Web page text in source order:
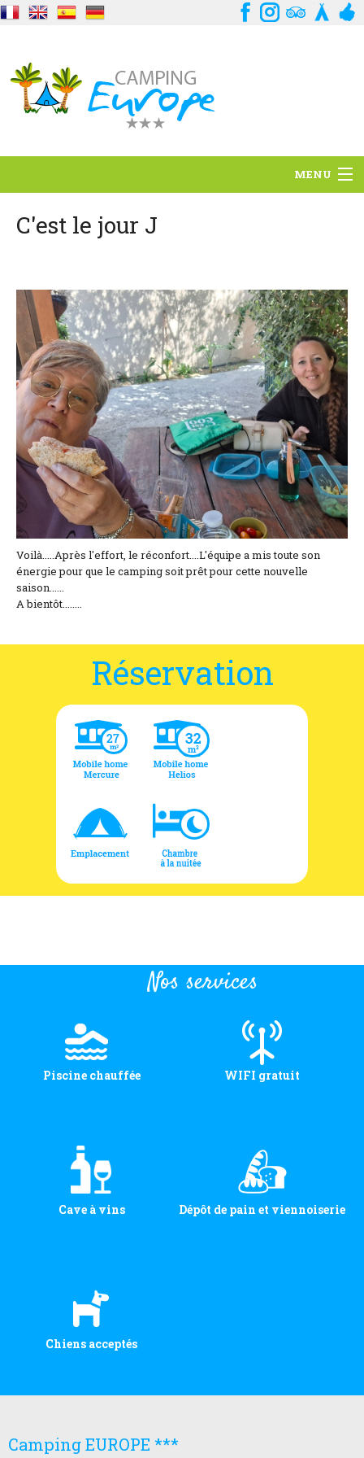
MENU
Situation
Services
Contact
Coordonnées et accès
Formulaire de contact
Documentations
Actualités
Mobile home et tarifs
Emplacement et tarifs
Chambre à la nuitée et tarifs
C'est le jour J
Voilà.....Après l'effort, le réconfort....L'équipe a mis toute son
énergie pour que le camping soit prêt pour cette nouvelle
saison......
A bientôt........
Réservation
Nos services
Piscine chauffée WIFI gratuit
Cave à vins Dépôt de pain et viennoiserie
Chiens acceptés
Camping EUROPE ***